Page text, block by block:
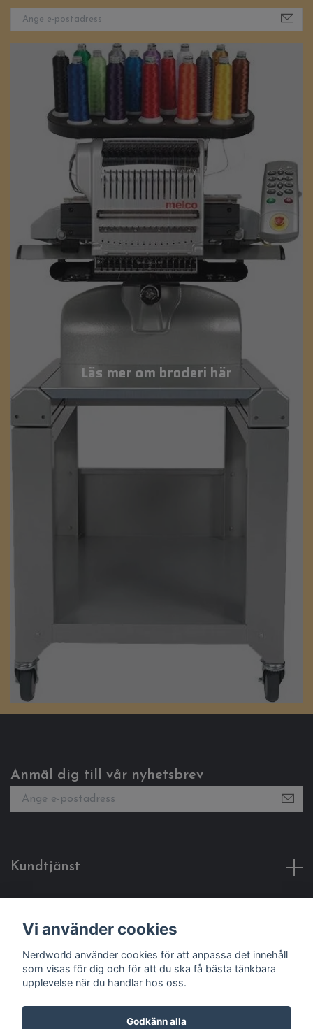
Läs mer om broderi här
Anmäl dig till vår nyhetsbrev
Kundtjänst
Sociala medier
Vi använder cookies
Nerdworld använder cookies för att anpassa det innehåll
som visas för dig och för att du ska få bästa tänkbara
upplevelse när du handlar hos oss.
Godkänn alla